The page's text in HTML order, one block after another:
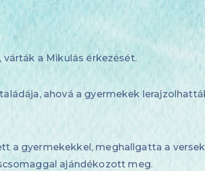
a Mikulás érkezését.
ahová a gyermekek
a gyermekekkel, meghallgatta a
ajándékozott meg.